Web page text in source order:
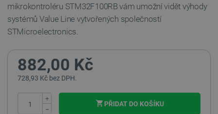
mikrokontroléru STM32F100RB vám umožní vidět výhody
systémů Value Line vytvořených společností
STMicroelectronics.
882,00 Kč
728,93 Kč bez DPH.
+
−
PŘIDAT DO KOŠÍKU